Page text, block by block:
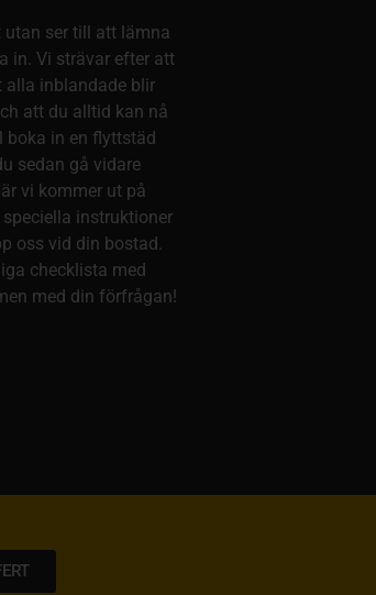
ser till att lämna
in. Vi strävar efter att
alla inblandade blir
att du alltid kan nå
boka in en flyttstäd
sedan gå vidare
vi kommer ut på
instruktioner
oss vid din bostad.
checklista med
med din förfrågan!